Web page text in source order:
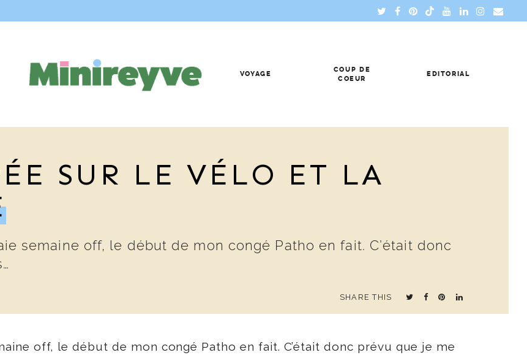
VOYAGE
COUP DE
COEUR
EDITORIAL
SUR LE VÉLO ET LA
semaine off, le début de mon congé Patho en fait. C’était donc
SHARE THIS
off, le début de mon congé Patho en fait. C’était donc prévu que je me